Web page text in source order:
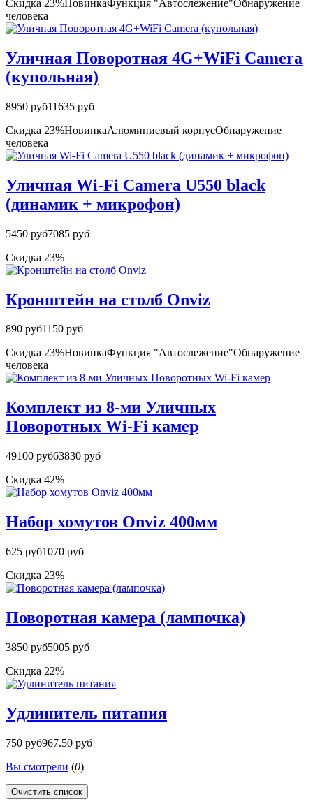
Скидка 23%НовинкаФункция "Автослежение"Обнаружение
человека
Уличная Поворотная 4G+WiFi Camera
(купольная)
8950 руб11635 руб
Скидка 23%НовинкаАлюминиевый корпусОбнаружение
человека
Уличная Wi-Fi Camera U550 black
(динамик + микрофон)
5450 руб7085 руб
Скидка 23%
Кронштейн на столб Onviz
890 руб1150 руб
Скидка 23%НовинкаФункция "Автослежение"Обнаружение
человека
Комплект из 8-ми Уличных
Поворотных Wi-Fi камер
49100 руб63830 руб
Скидка 42%
Набор хомутов Onviz 400мм
625 руб1070 руб
Скидка 23%
Поворотная камера (лампочка)
3850 руб5005 руб
Скидка 22%
Удлинитель питания
750 руб967.50 руб
Вы смотрели (0)
Очистить список